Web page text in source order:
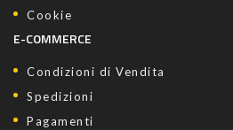
Cookie
E-COMMERCE
Condizioni di Vendita
Spedizioni
Pagamenti